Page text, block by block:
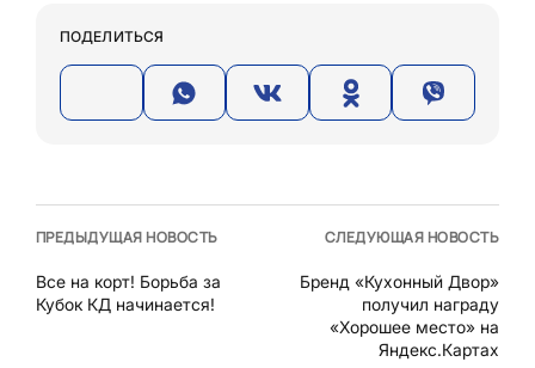
ПОДЕЛИТЬСЯ
ПРЕДЫДУЩАЯ НОВОСТЬ
Все на корт! Борьба за
Кубок КД начинается!
СЛЕДУЮЩАЯ НОВОСТЬ
Бренд «Кухонный Двор»
получил награду
«Хорошее место» на
Яндекс.Картах